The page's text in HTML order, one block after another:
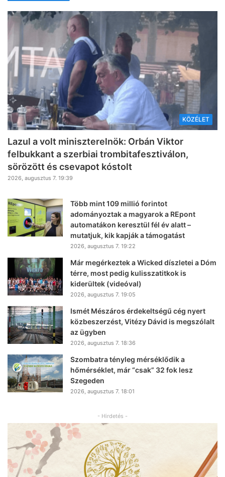
KÖZÉLET
Lazul a volt miniszterelnök: Orbán Viktor
felbukkant a szerbiai trombitafesztiválon,
sörözött és csevapot kóstolt
2026, augusztus 7. 19:39
Több mint 109 millió forintot
adományoztak a magyarok a REpont
automatákon keresztül fél év alatt –
mutatjuk, kik kapják a támogatást
2026, augusztus 7. 19:22
Már megérkeztek a Wicked díszletei a Dóm
térre, most pedig kulisszatitkok is
kiderültek (videóval)
2026, augusztus 7. 19:05
Ismét Mészáros érdekeltségű cég nyert
közbeszerzést, Vitézy Dávid is megszólalt
az ügyben
2026, augusztus 7. 18:36
Szombatra tényleg mérséklődik a
hőmérséklet, már “csak” 32 fok lesz
Szegeden
2026, augusztus 7. 18:01
- Hirdetés -